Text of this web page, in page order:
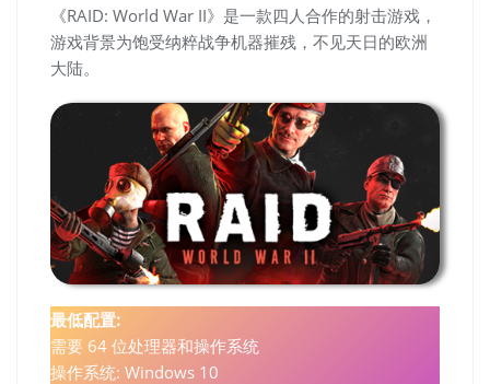
《RAID: World War II》是一款四人合作的射击游戏，
游戏背景为饱受纳粹战争机器摧残，不见天日的欧洲
大陆。
最低配置:
需要 64 位处理器和操作系统
操作系统: Windows 10